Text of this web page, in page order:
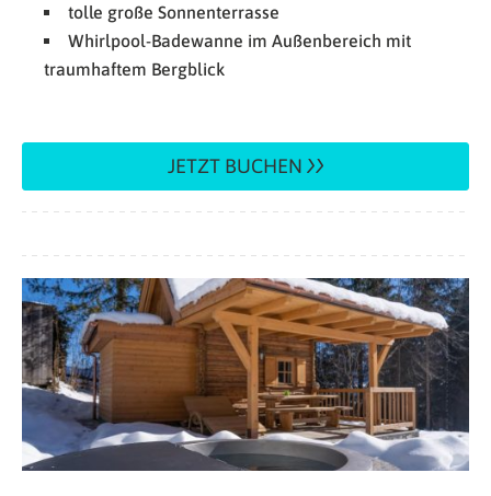
tolle große Sonnenterrasse
Whirlpool-Badewanne im Außenbereich mit
traumhaftem Bergblick
JETZT BUCHEN